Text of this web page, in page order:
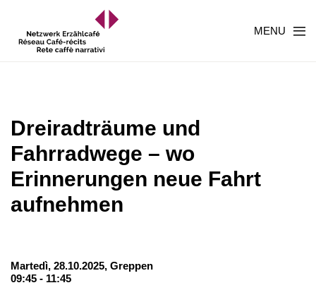
MENU
Dreiradträume und
Fahrradwege – wo
Erinnerungen neue Fahrt
aufnehmen
Martedì, 28.10.2025, Greppen
09:45 - 11:45